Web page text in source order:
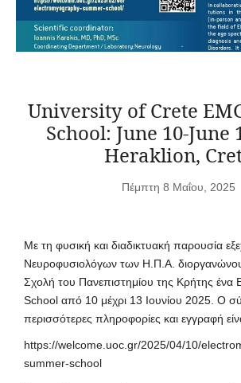
University of Crete
School: June 10-June
Heraklion,
Πέμπτη 8 Μαΐου, 2025
Με τη φυσική και διαδικτυακή παρουσία
Nευροφυσιολόγων των Η.Π.Α.
Σχολή του Πανεπιστημίου της Κρήτης ένα
School από 10 μέχρι 13 Ιουνίου 2025. Ο
περισσότερες πληροφορίες και εγγραφή
https://welcome.uoc.gr/2025/04/10/
summer-school